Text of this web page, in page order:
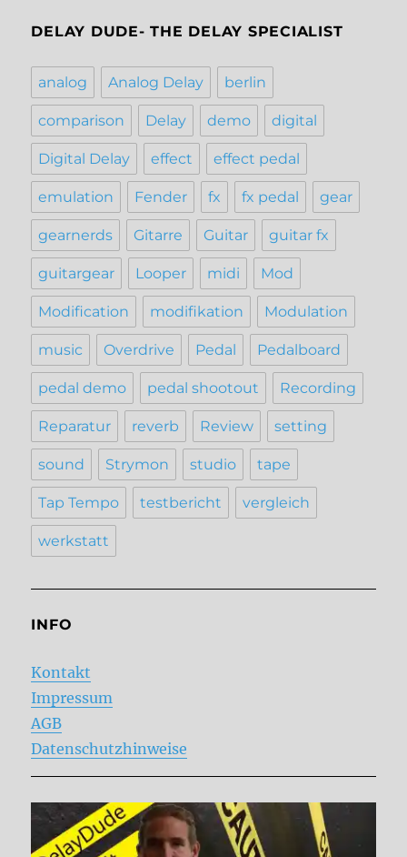
DELAY DUDE- THE DELAY SPECIALIST
analog Analog Delay berlin
comparison Delay demo digital
Digital Delay effect effect pedal
emulation Fender fx fx pedal gear
gearnerds Gitarre Guitar guitar fx
guitargear Looper midi Mod
Modification modifikation Modulation
music Overdrive Pedal Pedalboard
pedal demo pedal shootout Recording
Reparatur reverb Review setting
sound Strymon studio tape
Tap Tempo testbericht vergleich
werkstatt
INFO
Kontakt
Impressum
AGB
Datenschutzhinweise